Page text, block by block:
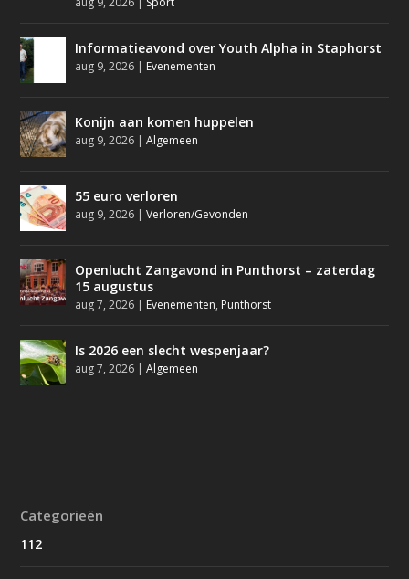
Informatieavond over Youth Alpha in Staphorst
aug 9, 2026 | Evenementen
Konijn aan komen huppelen
aug 9, 2026 |Algemeen
55 euro verloren
aug 9, 2026 |Verloren/Gevonden
Openlucht Zangavond in Punthorst – zaterdag
15 augustus
aug 7, 2026 | Evenementen, Punthorst
Is 2026 een slecht wespenjaar?
aug 7, 2026 |Algemeen
Categorieën
112